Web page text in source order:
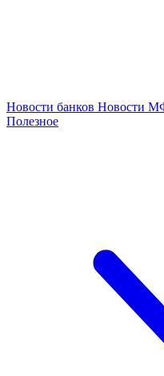
Новости банков Новости
Полезное